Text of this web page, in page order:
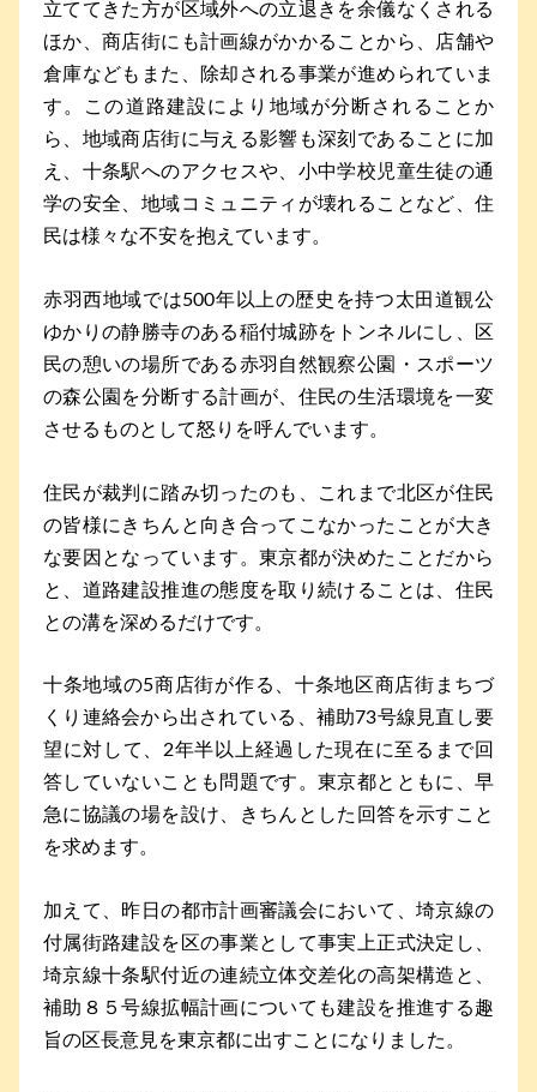
立ててきた方が区域外への立退きを余儀なくされる
ほか、商店街にも計画線がかかることから、店舗や
倉庫などもまた、除却される事業が進められていま
す。この道路建設により地域が分断されることか
ら、地域商店街に与える影響も深刻であることに加
え、十条駅へのアクセスや、小中学校児童生徒の通
学の安全、地域コミュニティが壊れることなど、住
民は様々な不安を抱えています。
赤羽西地域では500年以上の歴史を持つ太田道観公
ゆかりの静勝寺のある稲付城跡をトンネルにし、区
民の憩いの場所である赤羽自然観察公園・スポーツ
の森公園を分断する計画が、住民の生活環境を一変
させるものとして怒りを呼んでいます。
住民が裁判に踏み切ったのも、これまで北区が住民
の皆様にきちんと向き合ってこなかったことが大き
な要因となっています。東京都が決めたことだから
と、道路建設推進の態度を取り続けることは、住民
との溝を深めるだけです。
十条地域の5商店街が作る、十条地区商店街まちづ
くり連絡会から出されている、補助73号線見直し要
望に対して、2年半以上経過した現在に至るまで回
答していないことも問題です。東京都とともに、早
急に協議の場を設け、きちんとした回答を示すこと
を求めます。
加えて、昨日の都市計画審議会において、埼京線の
付属街路建設を区の事業として事実上正式決定し、
埼京線十条駅付近の連続立体交差化の高架構造と、
補助８５号線拡幅計画についても建設を推進する趣
旨の区長意見を東京都に出すことになりました。